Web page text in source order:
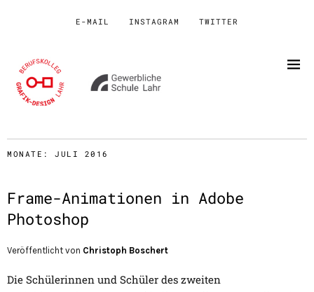
E-MAIL INSTAGRAM TWITTER
MONATE: JULI 2016
Frame-Animationen in Adobe
Photoshop
Veröffentlicht von Christoph Boschert
Die Schülerinnen und Schüler des zweiten